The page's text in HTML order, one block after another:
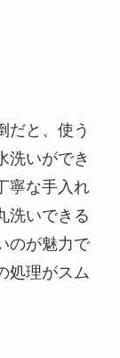
だと、使う
洗いができ
寧な手入れ
洗いできる
のが魅力で
処理がスム